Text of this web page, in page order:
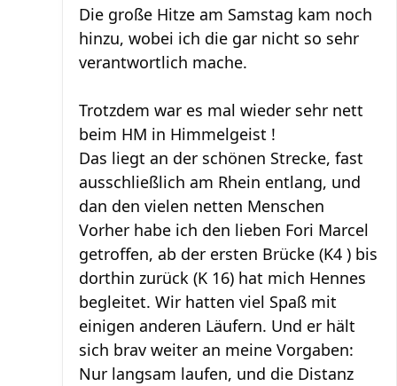
Die große Hitze am Samstag kam noch
hinzu, wobei ich die gar nicht so sehr
verantwortlich mache.
Trotzdem war es mal wieder sehr nett
beim HM in Himmelgeist !
Das liegt an der schönen Strecke, fast
ausschließlich am Rhein entlang, und
dan den vielen netten Menschen
Vorher habe ich den lieben Fori Marcel
getroffen, ab der ersten Brücke (K4 ) bis
dorthin zurück (K 16) hat mich Hennes
begleitet. Wir hatten viel Spaß mit
einigen anderen Läufern. Und er hält
sich brav weiter an meine Vorgaben:
Nur langsam laufen, und die Distanz